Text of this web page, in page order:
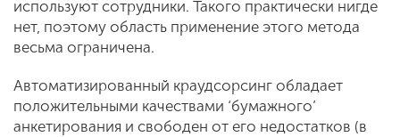
используют сотрудники. Такого практически нигде
нет, поэтому область применение этого метода
весьма ограничена.
Автоматизированный краудсорсинг обладает
положительными качествами ‘бумажного’
анкетирования и свободен от его недостатков (в